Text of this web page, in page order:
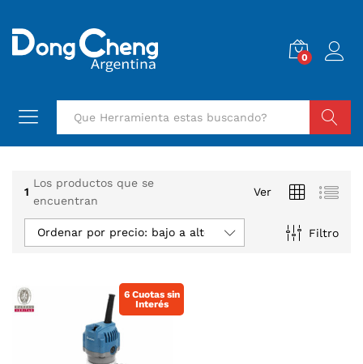
0
1
Los productos que se
encuentran
Ver
Filtro
Ordenar por precio: bajo a alto
6 Cuotas sin
Interés